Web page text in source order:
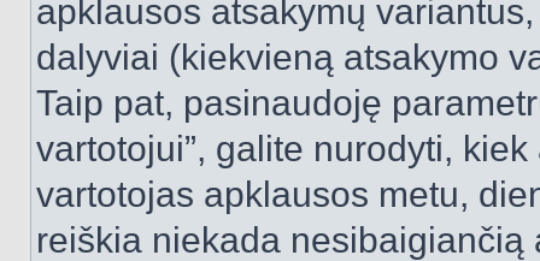
apklausos atsakymų
dalyviai (kiekvieną atsakymo
Taip pat, pasinaudoję
vartotojui”, galite nurodyti,
vartotojas apklausos metu,
reiškia niekada